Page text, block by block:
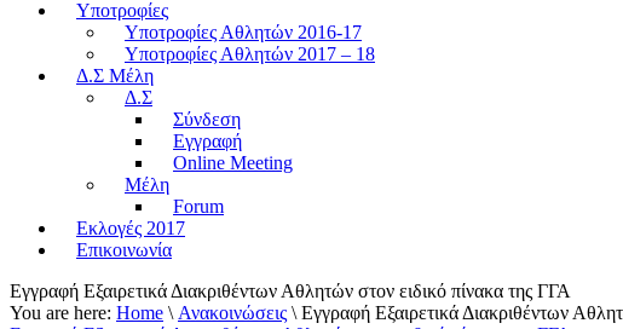
Υποτροφίες
Υποτροφίες Αθλητών 2016-17
Υποτροφίες Αθλητών 2017 – 18
Δ.Σ Μέλη
Δ.Σ
Σύνδεση
Εγγραφή
Online Meeting
Μέλη
Forum
Εκλογές 2017
Επικοινωνία
Εγγραφή Εξαιρετικά Διακριθέντων Αθλητών στον ειδικό πίνακα της ΓΓΑ
You are here: Home \ Ανακοινώσεις \ Εγγραφή Εξαιρετικά Διακριθέντων